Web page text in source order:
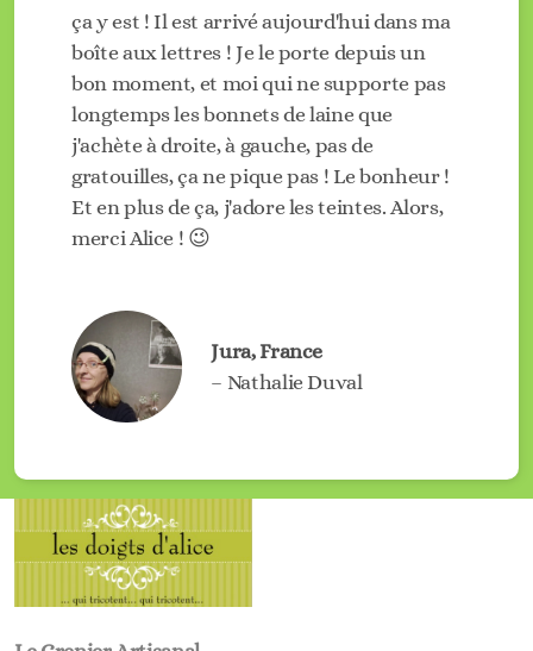
ça y est ! Il est arrivé aujourd'hui dans ma
boîte aux lettres ! Je le porte depuis un
bon moment, et moi qui ne supporte pas
longtemps les bonnets de laine que
j'achète à droite, à gauche, pas de
gratouilles, ça ne pique pas ! Le bonheur !
Et en plus de ça, j'adore les teintes. Alors,
merci Alice ! 😉
Jura, France
– Nathalie Duval